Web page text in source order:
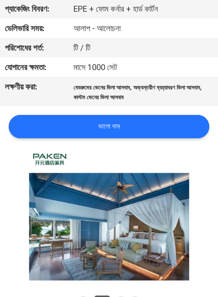
নিয়ন্ত্রণ
যোগাযোগ
করুন
উদ্ধৃতির
আবেদন
PRIVACY
POLICY
প্যাকেজিং বিবরণ:
EPE + ফোম কর্নার + হার্ড কার্টন
ডেলিভারি সময়:
আলাপ - আলোচনা
পরিশোধের শর্ত:
টি / টি
যোগানের ক্ষমতা:
মাসে 1000 সেট
লক্ষণীয় করা:
বেডরুমের ভেনের ভিলা আসবাব,অভ্যন্তরীণ ব্যহ্যাবরণ ভিলা আসবাব,
কাস্টম ভেনের ভিলা আসবাব
ভালো দাম